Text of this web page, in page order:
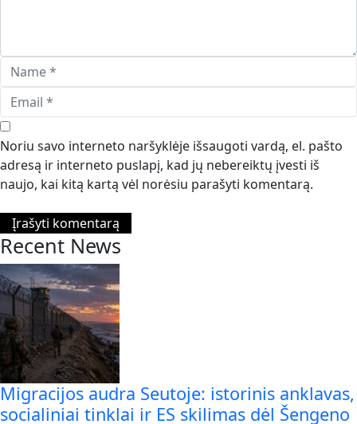
Noriu savo interneto naršyklėje išsaugoti vardą, el. pašto
adresą ir interneto puslapį, kad jų nebereiktų įvesti iš
naujo, kai kitą kartą vėl norėsiu parašyti komentarą.
Recent News
Migracijos audra Seutoje: istorinis anklavas,
socialiniai tinklai ir ES skilimas dėl Šengeno